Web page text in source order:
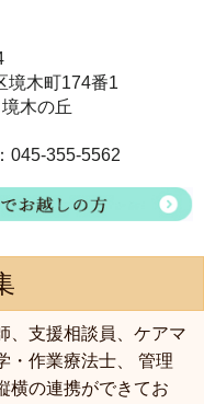
境木町174番1
木の丘
045-355-5562
、支援相談員、ケアマ
・作業療法士、 管理
横の連携ができてお